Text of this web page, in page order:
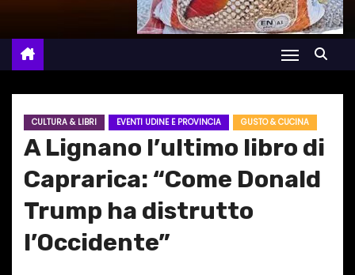
CULTURA & LIBRI EVENTI UDINE E PROVINCIA GUSTO & CUCINA
A Lignano l’ultimo libro di
Caprarica: “Come Donald
Trump ha distrutto
l’Occidente”